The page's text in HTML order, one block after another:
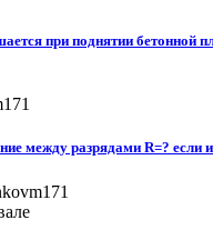
при поднятии бетонной
между разрядами R=?